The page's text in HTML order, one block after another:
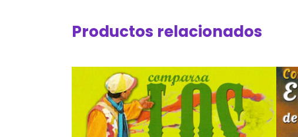
Productos relacionados